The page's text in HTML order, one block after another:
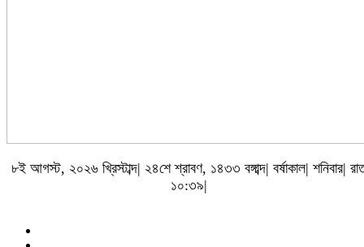
৮ই আগস্ট, ২০২৬ খ্রিস্টাব্দ| ২৪শে শ্রাবণ, ১৪৩৩ বঙ্গাব্দ| বর্ষাকাল| শনিবার|
১০:৩৯|